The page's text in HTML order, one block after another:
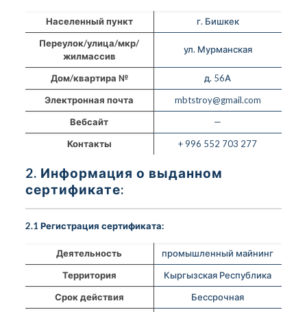
Населенный пункт
г. Бишкек
Переулок/улица/мкр/
жилмассив
ул. Мурманская
Дом/квартира №
д. 56А
Электронная почта
mbtstroy@gmail.com
Вебсайт
—
Контакты
+ 996 552 703 277
2. Информация о выданном
сертификате:
2.1 Регистрация сертификата:
Деятельность
промышленный майнинг
Территория
Кыргызская Республика
Срок действия
Бессрочная